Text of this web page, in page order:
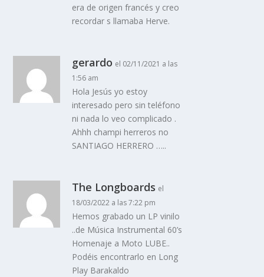
era de origen francés y creo
recordar s llamaba Herve.
gerardo el 02/11/2021 a las
1:56 am
Hola Jesús yo estoy
interesado pero sin teléfono
ni nada lo veo complicado .
Ahhh champi herreros no
SANTIAGO HERRERO …..
The Longboards el
18/03/2022 a las 7:22 pm
Hemos grabado un LP vinilo
..de Música Instrumental 60’s
Homenaje a Moto LUBE..
Podéis encontrarlo en Long
Play Barakaldo